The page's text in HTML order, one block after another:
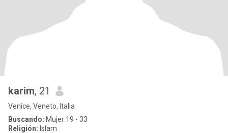
karim, 21
Venice, Veneto, Italia
Buscando: Mujer 19 - 33
Religión: Islam